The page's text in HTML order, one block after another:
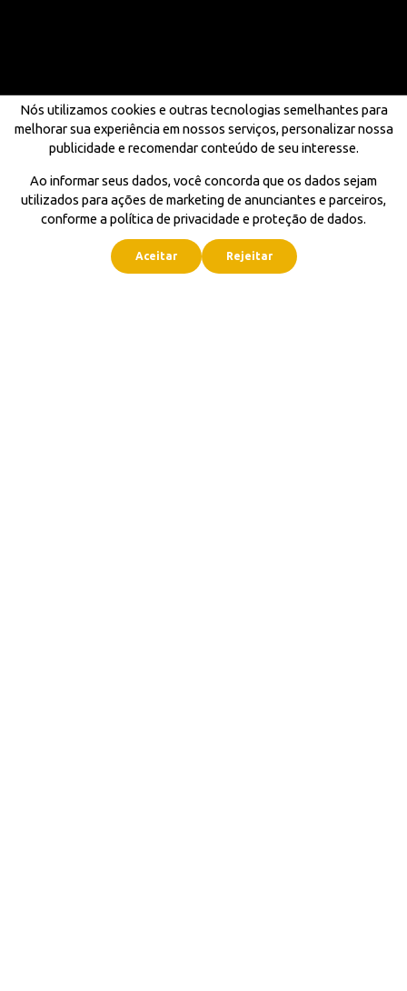
Nós utilizamos cookies e outras tecnologias semelhantes para
melhorar sua experiência em nossos serviços, personalizar nossa
publicidade e recomendar conteúdo de seu interesse.
Ao informar seus dados, você concorda que os dados sejam
utilizados para ações de marketing de anunciantes e parceiros,
conforme a política de privacidade e proteção de dados.
Aceitar Rejeitar